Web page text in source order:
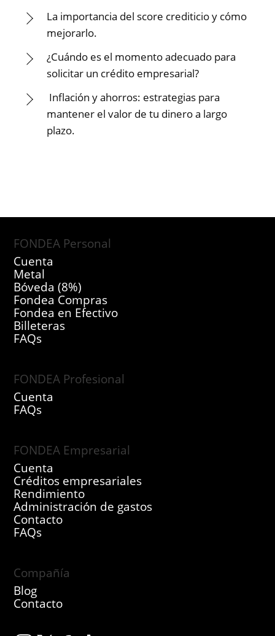
La importancia del score crediticio y cómo
mejorarlo.
¿Cuándo es el momento adecuado para
solicitar un crédito empresarial?
Inflación y ahorros: estrategias para
mantener el valor de tu dinero a largo
plazo.
FONDEA Personal
Cuenta
Metal
Bóveda (8%)
Fondea Compras
Fondea en Efectivo
Billeteras
FAQs
FONDEA Profesional
Cuenta
FAQs
FONDEA Empresarial
Cuenta
Créditos empresariales
Rendimiento
Administración de gastos
Contacto
FAQs
Compañía
Blog
Contacto